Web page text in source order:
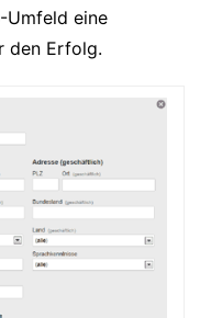
Umfeld eine
den Erfolg.